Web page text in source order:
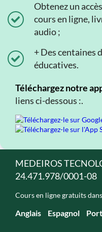
Obtenez un
cours en ligne,
audio ;
+ Des centaines
éducatives.
Téléchargez notre
liens ci-dessous :.
MEDEIROS
24.471.978/0001-08
Cours en ligne gratuits
Anglais Espagnol